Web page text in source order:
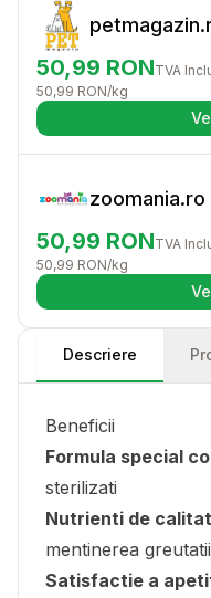
50,99 RONTVA
50,99 RON/kg
zoomania.ro
50,99 RONTVA
50,99 RON/kg
Descriere
Beneficii
Formula special
sterilizati
Nutrienti de
mentinerea
Satisfactie a